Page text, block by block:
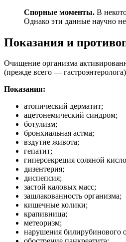
Спорные моменты. В
Однако эти данные научно
Показания и
Очищение организма
(прежде всего —
Показания:
атопический дерматит;
ацетонемический синдром;
ботулизм;
бронхиальная астма;
вздутие живота;
гепатит;
гиперсекреция соляной
дизентерия;
диспепсия;
застой каловых масс;
зашлакованность организма;
кишечные колики;
крапивница;
метеоризм;
нарушения билирубинового